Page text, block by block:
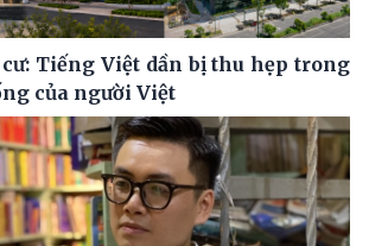
Tiếng Việt dần bị thu hẹp trong
của người Việt